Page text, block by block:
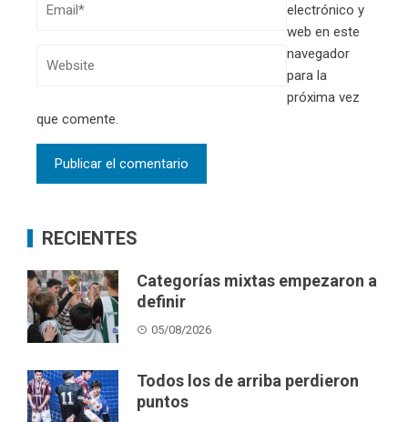
electrónico y
web en este
navegador
para la
próxima vez
que comente.
RECIENTES
Categorías mixtas empezaron a
definir
05/08/2026
Todos los de arriba perdieron
puntos